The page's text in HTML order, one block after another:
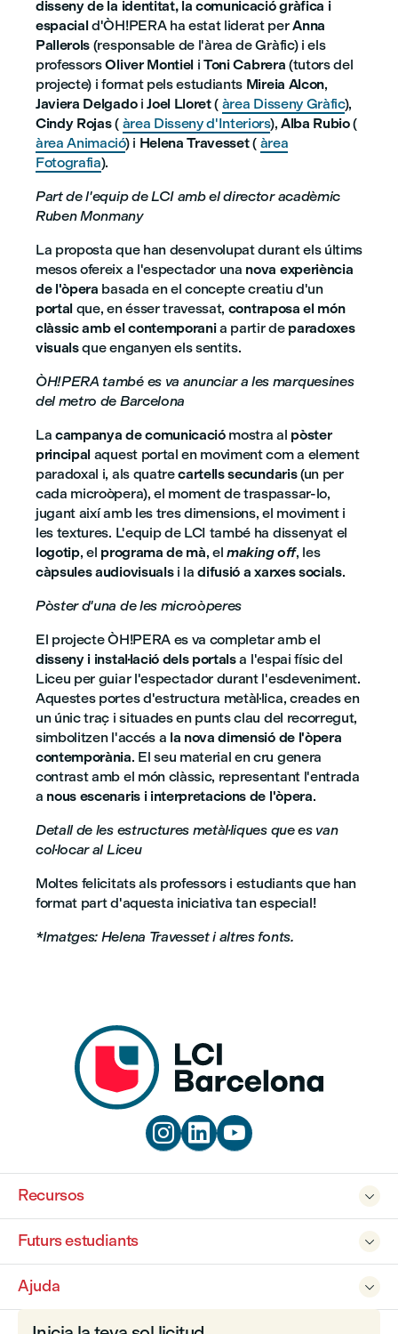
disseny de la identitat, la comunicació gràfica i
espaciald'ÒH!PERA ha estat liderat perAnna
Pallerols (responsable de l'àrea de Gràfic) i els
professorsOliver Montiel iToni Cabrera (tutors del
projecte) i format pels estudiants Mireia Alcon,
Javiera DelgadoiJoel Lloret( àrea Disseny Gràfic),
Cindy Rojas( àrea Disseny d'Interiors), Alba Rubio(
àrea Animació) i Helena Travesset( àrea
Fotografia).
Part de l'equip de LCI amb el director acadèmic
Ruben Monmany
La proposta que han desenvolupat durant els últims
mesos ofereix a l'espectador una nova experiència
de l'òpera basada en el concepte creatiu d'un
portal que, en ésser travessat, contraposa el món
clàssic amb el contemporania partir de paradoxes
visualsque enganyen els sentits.
ÒH!PERA també es va anunciar a les marquesines
del metro de Barcelona
Lacampanya de comunicaciómostra al pòster
principal aquest portal en moviment com a element
paradoxal i, als quatrecartells secundaris(un per
cada microòpera), el moment de traspassar-lo,
jugant així amb les tres dimensions, el moviment i
les textures. L'equip de LCI també ha dissenyat el
logotip, el programa de mà, elmaking off, les
càpsules audiovisualsi ladifusió a xarxes socials.
Pòster d'una de les microòperes
El projecte ÒH!PERA es va completar amb el
disseny i instal·lació dels portalsa l'espai físic del
Liceu per guiar l'espectador durant l'esdeveniment.
Aquestes portes d'estructura metàl·lica, creades en
un únic traç i situades en punts clau del recorregut,
simbolitzen l'accés a la nova dimensió de l'òpera
contemporània. El seu material en cru genera
contrast amb el món clàssic, representant l'entrada
a nous escenaris i interpretacions de l'òpera.
Detall de les estructures metàl·liques que es van
col·locar al Liceu
Moltes felicitats als professors i estudiants que han
format part d'aquesta iniciativa tan especial!
*Imatges: Helena Travesset i altres fonts.
  

Recursos

Futurs estudiants

Ajuda